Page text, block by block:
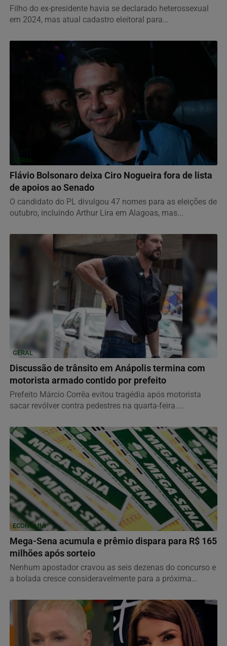
Filho do ex-presidente havia se declarado heterossexual
em 2024, mas atual cadastro eleitoral para...
GERAL
Flávio Bolsonaro deixa Ciro Nogueira fora de lista
de apoios ao Senado
O candidato do PL divulgou 47 nomes para as eleições de
outubro, incluindo Arthur Lira em Alagoas, mas...
GERAL
Discussão de trânsito em Anápolis termina com
motorista armado contido por prefeito
Prefeito Márcio Corrêa evitou tragédia após motorista
sacar revólver contra pedestres na quarta-feira....
ECONOMIA
Mega-Sena acumula e prêmio dispara para R$ 165
milhões após sorteio
Nenhum apostador cravou as seis dezenas do concurso e
a bolada cresce consideravelmente para a próxima...